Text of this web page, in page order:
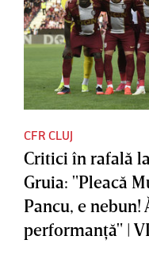
CFR CLUJ
Critici în rafală
Gruia: "Pleacă
Pancu, e nebun!
performanţă" |